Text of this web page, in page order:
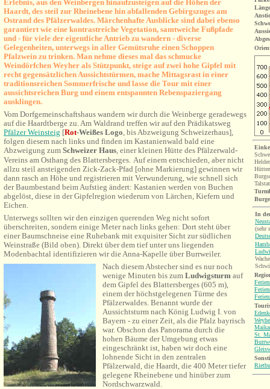
Erlebnis, aus den Weinbergen hinaufzusteigen auf die Höhen der
Haardt, des steil zur Rheinebene hin abfallenden Gebirgszuges am
Ostrand des Pfälzerwaldes. Märchenhafte Ausblicke sind dabei ebenso
garantiert wie eine kontrastreiche Vegetation, samtweiche Fußpfade
und - für viele der eigentliche Antrieb zu wandern - diverse
Gelegenheiten, unterwegs in aller Gemütsruhe einen Schoppen
Pfalzwein zu trinken. Man nehme dieses mal das schmucke
Weindörfchen Weyher als Stützpunkt, steige auf zwei hohe Gipfel mit
recht gegensätzlichen Aussichtstürmen, mache Mittagsrast in einer
traditionsreichen Sommerfrische und lasse die Tour mit einer
aussichtsreichen Burg und einem entspannten Rebenspaziergang
ausklingen.
Vom Dorfgemeinschaftshaus wandern wir durch die Weinberge geradewegs
auf die Haardtberge zu. Am Waldrand treffen wir auf den Prädikatsweg
Pfälzer Weinsteig [Rot-Weißes Logo, bis Abzweigung Schweizerhaus],
folgen diesem nach links und finden im Kastanienwald bald eine
Abzweigung zum Schweizer Haus, einer kleinen Hütte des Pfälzerwald-
Vereins am Osthang des Blattersberges. Auf einem entschieden, aber nicht
allzu steil ansteigenden Zick-Zack-Pfad [ohne Markierung] gewinnen wir
dann rasch an Höhe und registrieren mit Verwunderung, wie schnell sich
der Baumbestand beim Aufstieg ändert: Kastanien werden von Buchen
abgelöst, diese in der Gipfelregion wiederum von Lärchen, Kiefern und
Eichen.
Unterwegs sollten wir den einzigen querenden Weg nicht sofort
überschreiten, sondern einige Meter nach links gehen: Dort steht über
einer Baumschneise eine Ruhebank mit exquisiter Sicht zur südlichen
Weinstraße (Bild oben). Direkt über dem tief unter uns liegenden
Modenbachtal identifizieren wir die Anna-Kapelle über Burrweiler.
Nach diesem Abstecher sind es nur noch
wenige Minuten bis zum Ludwigsturm auf
dem Gipfel des Blattersberges (605 m),
einem der höchstgelegenen Türme des
Pfälzerwaldes. Benannt wurde der
Aussichtsturm nach König Ludwig I. von
Bayern - zu einer Zeit, als die Pfalz bayrisch
war. Obschon das Panorama durch die
hohen Bäume der Umgebung etwas
eingeschränkt ist, haben wir doch eine
lohnende Sicht in den zentralen
Pfälzerwald, die Haardt, die 400 Meter tiefer
gelegene Rheinebene und hinüber zum
Nordschwarzwald.
In
(sehr
St.